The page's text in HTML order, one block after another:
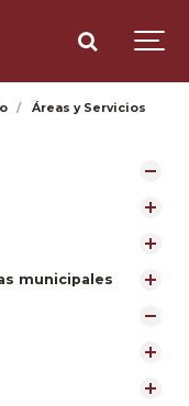
Áreas y Servicios
municipales